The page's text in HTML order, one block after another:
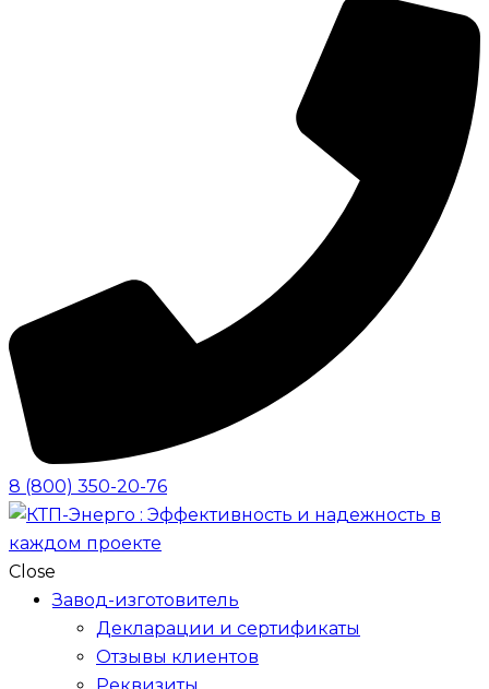
8 (800) 350-20-76
Close
Завод-изготовитель
Декларации и сертификаты
Отзывы клиентов